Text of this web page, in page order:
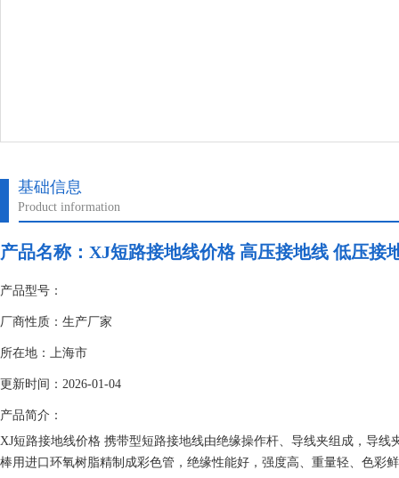
基础信息
Product information
产品名称： XJ短路接地线价格 高压接地线 低压接
产品型号：
厂商性质：生产厂家
所在地：上海市
更新时间：2026-01-04
产品简介：
XJ短路接地线价格 携带型短路接地线由绝缘操作杆、导线夹组成，导
棒用进口环氧树脂精制成彩色管，绝缘性能好，强度高、重量轻、色彩